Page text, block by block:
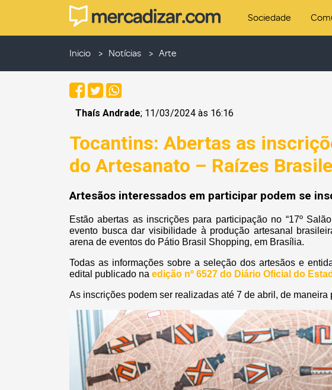
Sociedade
Inicio Notícias Arte
Thaís Andrade; 11/03/2024 às 16:16
Tocantins: Abertas as
do Artesanato – Raízes
Artesãos interessados em participar podem se
Estão abertas as inscrições para participação no “17º
evento busca dar visibilidade à produção artesanal
arena de eventos do Pátio Brasil Shopping, em Brasília.
Todas as informações sobre a seleção dos artesãos e
edital publicado na edição nº 6527 do Diário Oficial do
As inscrições podem ser realizadas até 7 de abril, de maneira